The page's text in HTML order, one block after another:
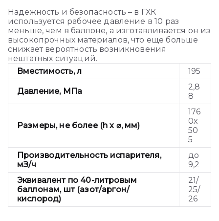
Надежность и безопасность – в ГХК
используется рабочее давление в 10 раз
меньше, чем в баллоне, а изготавливается он из
высокопрочных материалов, что еще больше
снижает вероятность возникновения
нештатных ситуаций.
Вместимость, л
195
Давление, МПа
2,8
8
Размеры, не более (h х ⌀, мм)
176
0х
50
5
Производительность испарителя,
мЗ/ч
до
9,2
Эквивалент по 40-литровым
баллонам, шт (азот/аргон/
кислород)
21/
25/
26